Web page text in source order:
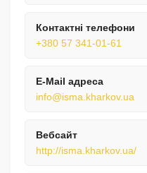
Контактні телефони
+380 57 341-01-61
E-Mail адреса
info@isma.kharkov.ua
Вебсайт
http://isma.kharkov.ua/